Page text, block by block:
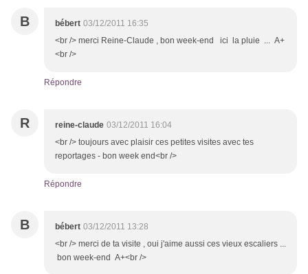
B bébert 03/12/2011 16:35
<br /> merci Reine-Claude , bon week-end ici la pluie ... A+
<br />
Répondre
R reine-claude 03/12/2011 16:04
<br /> toujours avec plaisir ces petites visites avec tes
reportages - bon week end<br />
Répondre
B bébert 03/12/2011 13:28
<br /> merci de ta visite , oui j'aime aussi ces vieux escaliers ...
bon week-end A+<br />